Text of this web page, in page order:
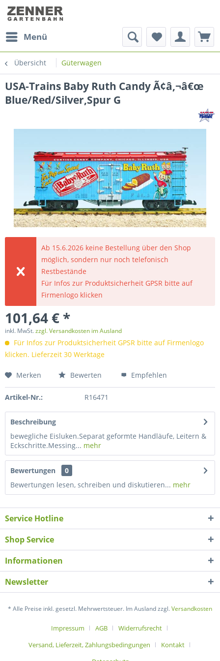
Menü
Übersicht Güterwagen
USA-Trains Baby Ruth Candy Ã¢â‚¬â€œ
Blue/Red/Silver,Spur G
Ab 15.6.2026 keine Bestellung über den Shop
möglich, sondern nur noch telefonisch
Restbestände
Für Infos zur Produktsicherheit GPSR bitte auf
Firmenlogo klicken
101,64 € *
inkl. MwSt.zzgl. Versandkosten im Ausland
Für Infos zur Produktsicherheit GPSR bitte auf Firmenlogo
klicken. Lieferzeit 30 Werktage
Merken Bewerten Empfehlen
Artikel-Nr.: R16471
Beschreibung
bewegliche Eisluken.Separat geformte Handläufe, Leitern &
Eckschritte.Messing... mehr
Bewertungen
0
Bewertungen lesen, schreiben und diskutieren... mehr
Service Hotline
Shop Service
Informationen
Newsletter
* Alle Preise inkl. gesetzl. Mehrwertsteuer. Im Ausland zzgl.Versandkosten
Impressum AGB
Widerrufsrecht
Versand, Lieferzeit, Zahlungsbedingungen
Kontakt